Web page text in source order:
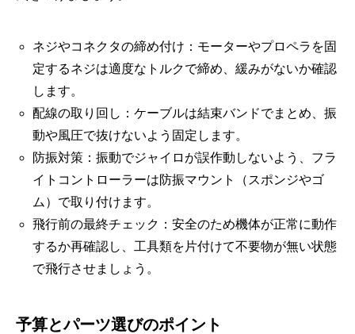
ネジやコネクタの締め付け：モーターやプロペラを固
定するネジは適度なトルクで締め、緩みがないか確認
します。
配線の取り回し：ケーブルは結束バンドでまとめ、振
動や風圧で抜けないよう固定します。
防振対策：振動でジャイロが誤作動しないよう、フラ
イトコントローラーは防振マウント（スポンジやゴ
ム）で取り付けます。
飛行前の最終チェック：安全のため機体が正常に動作
するか再確認し、工具類を片付けて不要物が無い状態
で飛行させましょう。
予算とパーツ選びのポイント